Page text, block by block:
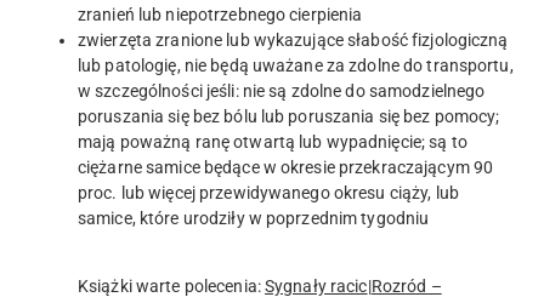
zranień lub niepotrzebnego cierpienia
zwierzęta zranione lub wykazujące słabość fizjologiczną
lub patologię, nie będą uważane za zdolne do transportu,
w szczególności jeśli: nie są zdolne do samodzielnego
poruszania się bez bólu lub poruszania się bez pomocy;
mają poważną ranę otwartą lub wypadnięcie; są to
ciężarne samice będące w okresie przekraczającym 90
proc. lub więcej przewidywanego okresu ciąży, lub
samice, które urodziły w poprzednim tygodniu
Książki warte polecenia:Sygnały racic|Rozród –